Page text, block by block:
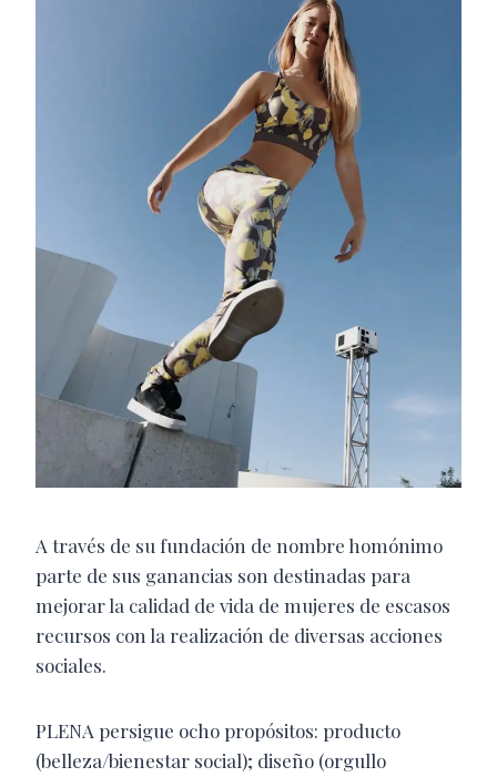
A través de su fundación de nombre homónimo
parte de sus ganancias son destinadas para
mejorar la calidad de vida de mujeres de escasos
recursos con la realización de diversas acciones
sociales.
PLENA persigue ocho propósitos: producto
(belleza/bienestar social); diseño (orgullo